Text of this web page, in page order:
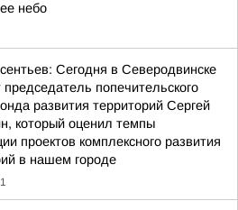
небо
Сегодня в Северодвинске
председатель попечительского
развития территорий Сергей
который оценил темпы
проектов комплексного развития
в нашем городе